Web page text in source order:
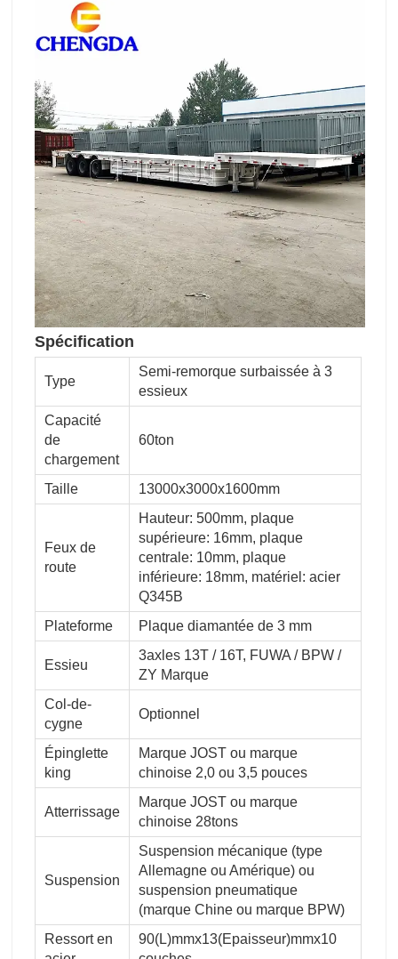
Spécification
Type
Semi-remorque surbaissée à 3
essieux
Capacité
de
chargement
60ton
Taille 13000x3000x1600mm
Feux de
route
Hauteur: 500mm, plaque
supérieure: 16mm, plaque
centrale: 10mm, plaque
inférieure: 18mm, matériel: acier
Q345B
Plateforme
Plaque diamantée de 3 mm
Essieu
3axles 13T / 16T, FUWA / BPW /
ZY Marque
Col-de-
cygne
Optionnel
Épinglette
king
Marque JOST ou marque
chinoise 2,0 ou 3,5 pouces
Atterrissage
Marque JOST ou marque
chinoise 28tons
Suspension
Suspension mécanique (type
Allemagne ou Amérique) ou
suspension pneumatique
(marque Chine ou marque BPW)
Ressort en
90(L)mmx13(Epaisseur)mmx10